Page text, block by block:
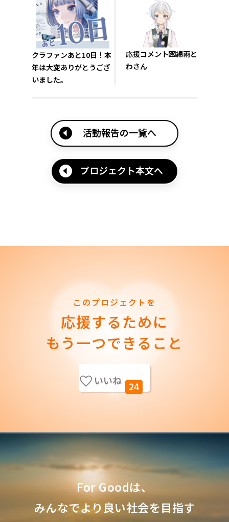
クラファンあと10日！本
年は大変ありがとうござ
いました。
応援コメント💌綿雨と
わさん
活動報告の一覧へ
プロジェクト本文へ
このプロジェクトを
応援するために
もう一つできること
いいね 24
For Goodは、
みんなでより良い社会を目指す